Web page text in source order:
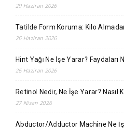
29 Haziran 2026
Tatilde Form Koruma: Kilo
26 Haziran 2026
Hint Yağı Ne İşe Yarar? Faydaları
26 Haziran 2026
Retinol Nedir, Ne İşe Yarar? Nasıl
27 Nisan 2026
Abductor/Adductor Machine Ne